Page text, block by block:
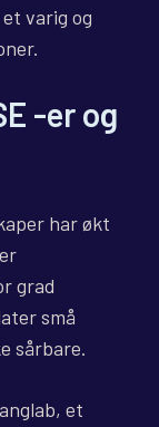
varig og
-er og
har økt
grad
små
sårbare.
et